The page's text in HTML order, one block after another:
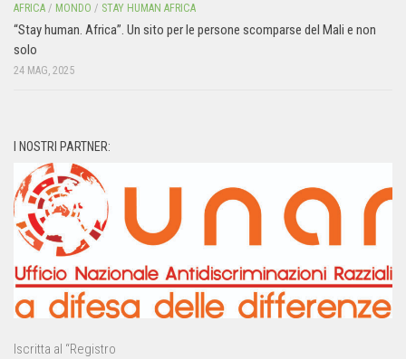
AFRICA / MONDO / STAY HUMAN AFRICA
“Stay human. Africa”. Un sito per le persone scomparse del Mali e non
solo
24 MAG, 2025
I NOSTRI PARTNER:
Iscritta al “Registro